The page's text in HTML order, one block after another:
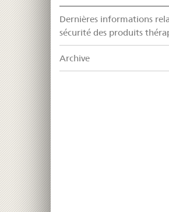
Dernières informations
sécurité des produits
Archive